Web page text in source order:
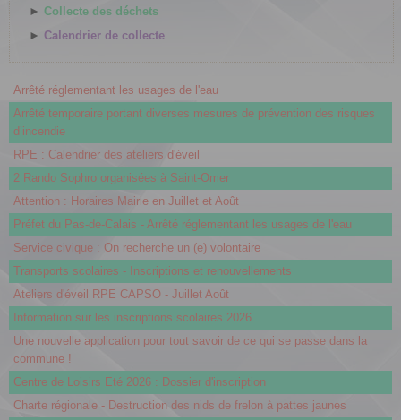
► Collecte des déchets
► Calendrier de collecte
Arrêté réglementant les usages de l'eau
Arrêté temporaire portant diverses mesures de prévention des risques
d’incendie
RPE : Calendrier des ateliers d'éveil
2 Rando Sophro organisées à Saint-Omer
Attention : Horaires Mairie en Juillet et Août
Préfet du Pas-de-Calais - Arrêté réglementant les usages de l'eau
Service civique : On recherche un (e) volontaire
Transports scolaires - Inscriptions et renouvellements
Ateliers d'éveil RPE CAPSO - Juillet Août
Information sur les inscriptions scolaires 2026
Une nouvelle application pour tout savoir de ce qui se passe dans la
commune !
Centre de Loisirs Eté 2026 : Dossier d'inscription
Charte régionale - Destruction des nids de frelon à pattes jaunes